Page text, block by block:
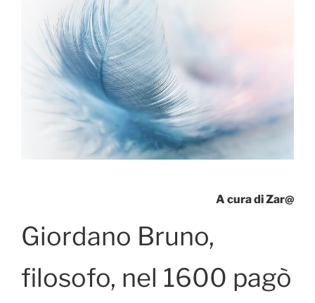
k
A cura di Zar@
Giordano Bruno,
filosofo, nel 1600 pagò